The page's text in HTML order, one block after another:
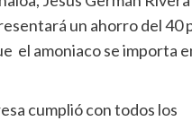
un ahorro del 40
el amoniaco se importa
cumplió con todos los